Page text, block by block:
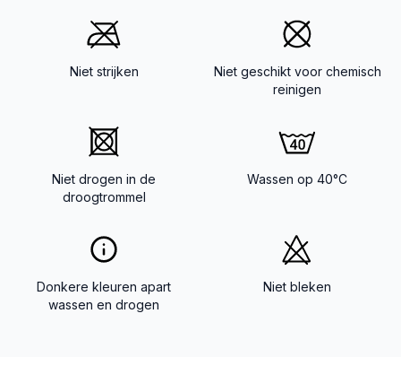
Niet strijken
Niet geschikt voor chemisch
reinigen
Niet drogen in de
droogtrommel
Wassen op 40°C
Donkere kleuren apart
wassen en drogen
Niet bleken